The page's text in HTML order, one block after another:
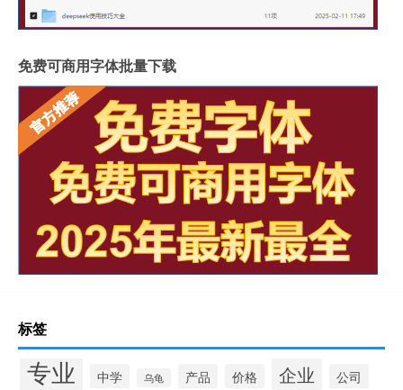
免费可商用字体批量下载
标签
专业 中学 乌龟 产品 价格 企业 公司